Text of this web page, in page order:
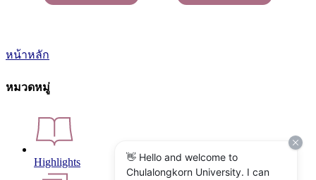
หน้าหลัก
หมวดหมู่
Highlights
👋 Hello and welcome to
Chulalongkorn University. I can